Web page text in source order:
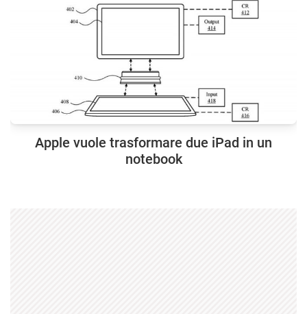
Apple vuole trasformare due iPad in un
notebook